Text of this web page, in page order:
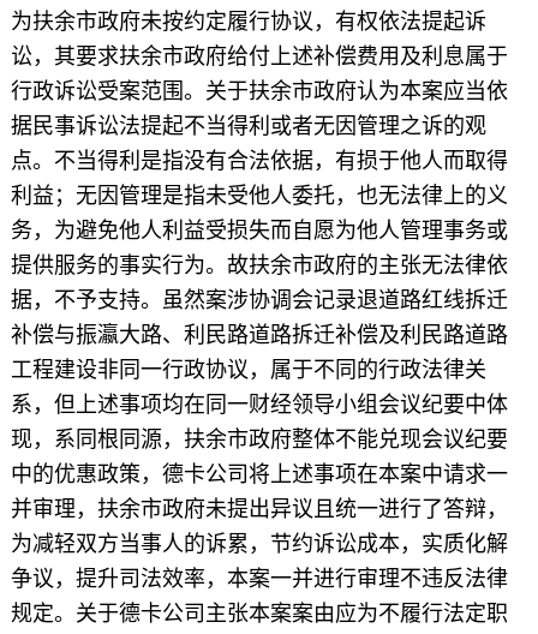
为扶余市政府未按约定履行协议，有权依法提起诉
讼，其要求扶余市政府给付上述补偿费用及利息属于
行政诉讼受案范围。关于扶余市政府认为本案应当依
据民事诉讼法提起不当得利或者无因管理之诉的观
点。不当得利是指没有合法依据，有损于他人而取得
利益；无因管理是指未受他人委托，也无法律上的义
务，为避免他人利益受损失而自愿为他人管理事务或
提供服务的事实行为。故扶余市政府的主张无法律依
据，不予支持。虽然案涉协调会记录退道路红线拆迁
补偿与振瀛大路、利民路道路拆迁补偿及利民路道路
工程建设非同一行政协议，属于不同的行政法律关
系，但上述事项均在同一财经领导小组会议纪要中体
现，系同根同源，扶余市政府整体不能兑现会议纪要
中的优惠政策，德卡公司将上述事项在本案中请求一
并审理，扶余市政府未提出异议且统一进行了答辩，
为减轻双方当事人的诉累，节约诉讼成本，实质化解
争议，提升司法效率，本案一并进行审理不违反法律
规定。关于德卡公司主张本案案由应为不履行法定职